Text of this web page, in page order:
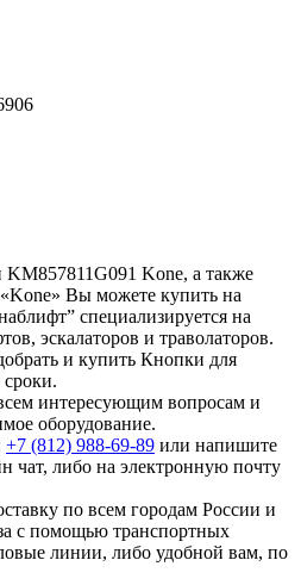
Kone, а также
Вы можете купить на
специализируется на
эскалаторов и траволаторов.
и купить Кнопки для
интересующим вопросам и
оборудование.
+7 (812) 988-69-89 или напишите
чат, либо на электронную почту
по всем городам России и
с помощью транспортных
линии, либо удобной вам, по